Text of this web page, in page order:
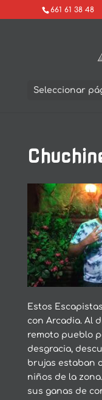
661 61 38 48
Seleccionar
Estos
con Arcadia. Al
remoto pueblo
desgracia,
brujas estaban
niños de la
sus ganas de